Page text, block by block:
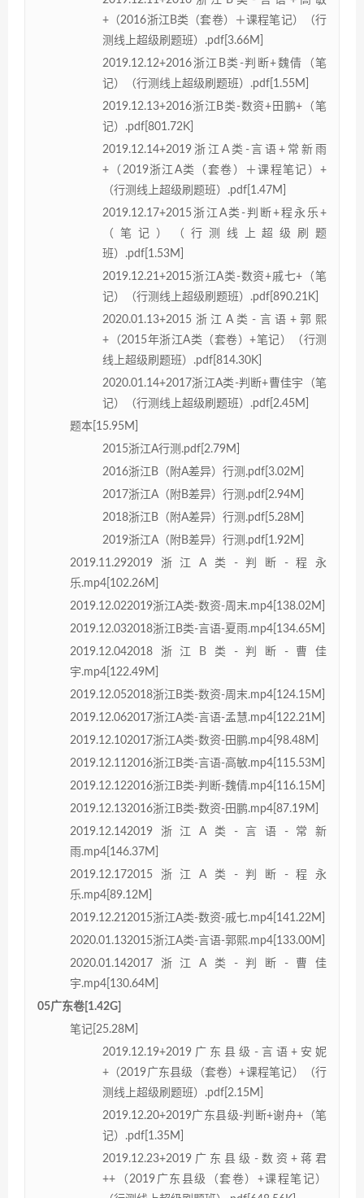
+（2016浙江B类（套卷）＋课程笔记）（行
测线上超级刷题班）.pdf[3.66M]
2019.12.12+2016浙江B类-判断+魏倩（笔
记）（行测线上超级刷题班）.pdf[1.55M]
2019.12.13+2016浙江B类-数资+田鹏+（笔
记）.pdf[801.72K]
2019.12.14+2019浙江A类-言语+常新雨
+（2019浙江A类（套卷）＋课程笔记）+
（行测线上超级刷题班）.pdf[1.47M]
2019.12.17+2015浙江A类-判断+程永乐+
（笔记）（行测线上超级刷题
班）.pdf[1.53M]
2019.12.21+2015浙江A类-数资+戚七+（笔
记）（行测线上超级刷题班）.pdf[890.21K]
2020.01.13+2015浙江A类-言语+郭熙
+（2015年浙江A类（套卷）+笔记）（行测
线上超级刷题班）.pdf[814.30K]
2020.01.14+2017浙江A类-判断+曹佳宇（笔
记）（行测线上超级刷题班）.pdf[2.45M]
题本[15.95M]
2015浙江A行测.pdf[2.79M]
2016浙江B（附A差异）行测.pdf[3.02M]
2017浙江A（附B差异）行测.pdf[2.94M]
2018浙江B（附A差异）行测.pdf[5.28M]
2019浙江A（附B差异）行测.pdf[1.92M]
2019.11.292019浙江A类-判断-程永
乐.mp4[102.26M]
2019.12.022019浙江A类-数资-周末.mp4[138.02M]
2019.12.032018浙江B类-言语-夏雨.mp4[134.65M]
2019.12.042018浙江B类-判断-曹佳
宇.mp4[122.49M]
2019.12.052018浙江B类-数资-周末.mp4[124.15M]
2019.12.062017浙江A类-言语-孟慧.mp4[122.21M]
2019.12.102017浙江A类-数资-田鹏.mp4[98.48M]
2019.12.112016浙江B类-言语-高敏.mp4[115.53M]
2019.12.122016浙江B类-判断-魏倩.mp4[116.15M]
2019.12.132016浙江B类-数资-田鹏.mp4[87.19M]
2019.12.142019浙江A类-言语-常新
雨.mp4[146.37M]
2019.12.172015浙江A类-判断-程永
乐.mp4[89.12M]
2019.12.212015浙江A类-数资-戚七.mp4[141.22M]
2020.01.132015浙江A类-言语-郭熙.mp4[133.00M]
2020.01.142017浙江A类-判断-曹佳
宇.mp4[130.64M]
05广东卷[1.42G]
笔记[25.28M]
2019.12.19+2019广东县级-言语+安妮
+（2019广东县级（套卷）+课程笔记）（行
测线上超级刷题班）.pdf[2.15M]
2019.12.20+2019广东县级-判断+谢舟+（笔
记）.pdf[1.35M]
2019.12.23+2019广东县级-数资+蒋君
++（2019广东县级（套卷）+课程笔记）